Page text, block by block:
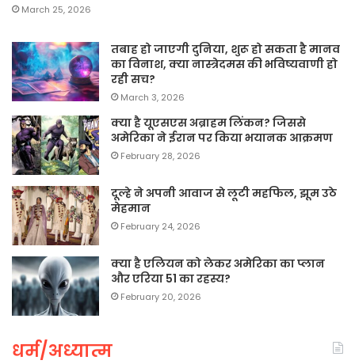
March 25, 2026
तबाह हो जाएगी दुनिया, शुरू हो सकता है मानव
का विनाश, क्या नास्त्रेदमस की भविष्यवाणी हो
रही सच?
March 3, 2026
क्या है यूएसएस अब्राहम लिंकन? जिससे
अमेरिका ने ईरान पर किया भयानक आक्रमण
February 28, 2026
दूल्हे ने अपनी आवाज से लूटी महफिल, झूम उठे
मेहमान
February 24, 2026
क्या है एलियन को लेकर अमेरिका का प्लान
और एरिया 51 का रहस्य?
February 20, 2026
धर्म/अध्यात्म